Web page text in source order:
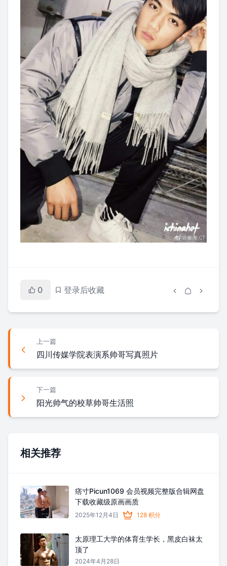
0 登录后收藏
上一篇
四川传媒学院表演系帅哥写真照片
下一篇
阳光帅气的校草帅哥生活照
相关推荐
痞寸Picun1069 会员视频完整版合辑网盘
下载收藏级原画画质
2025年12月4日 128 积分
太原理工大学的体育生学长，黑皮白袜太
顶了
2024年4月28日